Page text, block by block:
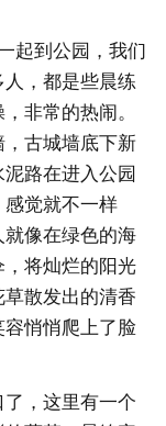
起到公园，我们
，都是些晨练
非常的热闹。
古城墙底下新
路在进入公园
觉就不一样
像在绿色的海
将灿烂的阳光
散发出的清香
悄悄爬上了脸
，这里有一个